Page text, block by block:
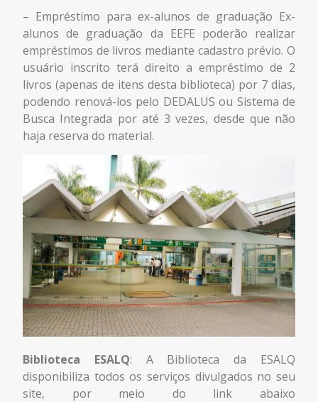
– Empréstimo para ex-alunos de graduação Ex-
alunos de graduação da EEFE poderão realizar
empréstimos de livros mediante cadastro prévio. O
usuário inscrito terá direito a empréstimo de 2
livros (apenas de itens desta biblioteca) por 7 dias,
podendo renová-los pelo DEDALUS ou Sistema de
Busca Integrada por até 3 vezes, desde que não
haja reserva do material.
Biblioteca ESALQ: A Biblioteca da ESALQ
disponibiliza todos os serviços divulgados no seu
site, por meio do link abaixo